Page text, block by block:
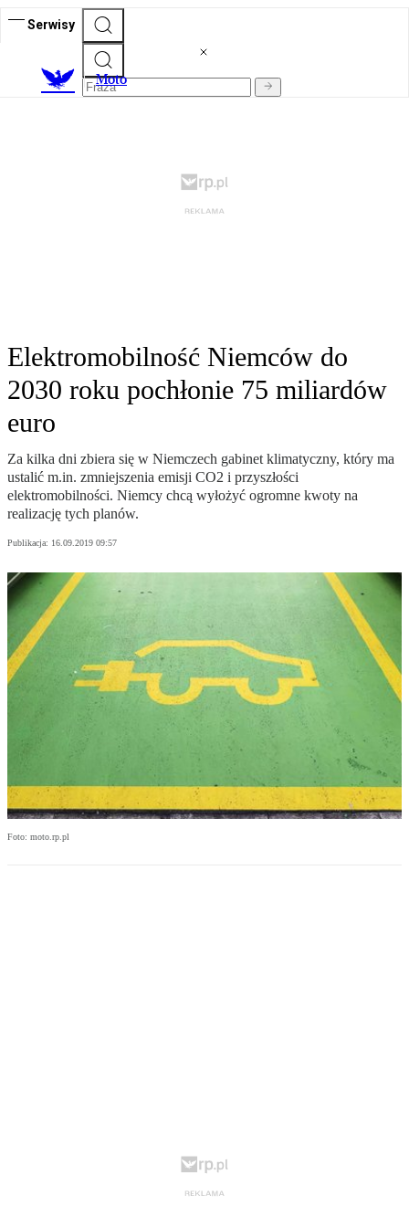
Serwisy
Moto
Elektromobilność Niemców do
2030 roku pochłonie 75 miliardów
euro
Za kilka dni zbiera się w Niemczech gabinet klimatyczny, który ma
ustalić m.in. zmniejszenia emisji CO2 i przyszłości
elektromobilności. Niemcy chcą wyłożyć ogromne kwoty na
realizację tych planów.
Publikacja: 16.09.2019 09:57
Foto: moto.rp.pl